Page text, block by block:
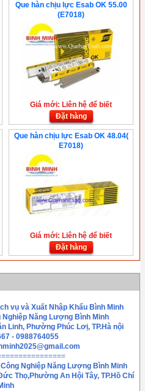
Que hàn chịu lực Esab OK 55.00
(E7018)
Giá mới: Liên hệ để biết
Đặt hàng
Que hàn chịu lực Esab OK 48.04(
E7018)
Giá mới: Liên hệ để biết
Đặt hàng
vụ và Xuất Nhập Khẩu Bình Minh
Nghiệp Năng Lượng Bình Minh
Linh, Phường Phúc Lơị, TP.Hà nội
- 0988764055
Nghiệp Năng Lượng Bình Minh
Thọ,Phường An Hội Tây, TP.Hồ Chí